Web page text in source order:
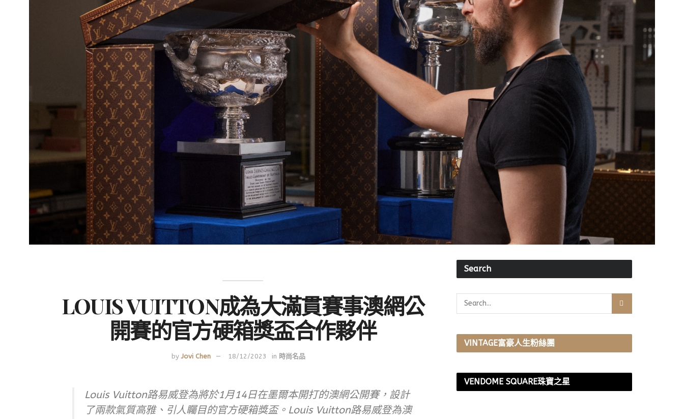
LOUIS VUITTON成為大滿貫賽事澳網公
開賽的官方硬箱獎盃合作夥伴
by Jovi Chen 18/12/2023 in 時尚名品
Louis Vuitton路易威登為將於1月14日在墨爾本開打的澳網公開賽，設計
了兩款氣質高雅、引人矚目的官方硬箱獎盃。Louis Vuitton路易威登為澳
Search
VINTAGE富豪人生粉絲團
VENDOME SQUARE珠寶之星